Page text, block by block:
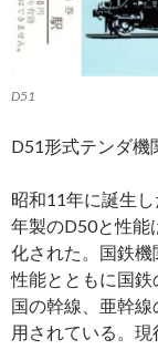
D51
D51形式テンダ機
昭和11年に誕生
年製のD50と性能
化された。国鉄機
性能とともに国
国の幹線、亜幹
用されている。現